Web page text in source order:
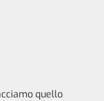
quello